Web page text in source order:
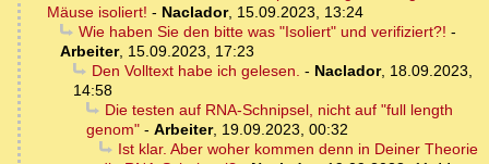
Mäuse isoliert! - Naclador, 15.09.2023, 13:24
Wie haben Sie den bitte was "Isoliert" und verifiziert?! -
Arbeiter, 15.09.2023, 17:23
Den Volltext habe ich gelesen. - Naclador, 18.09.2023,
14:58
Die testen auf RNA-Schnipsel, nicht auf "full length
genom" - Arbeiter, 19.09.2023, 00:32
Ist klar. Aber woher kommen denn in Deiner Theorie